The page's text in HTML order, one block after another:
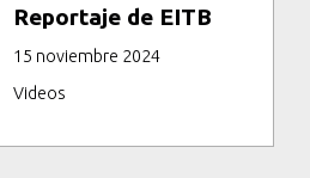
Reportaje de EITB
15 noviembre 2024
Videos